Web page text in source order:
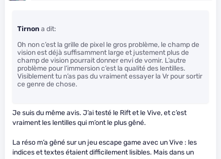
Tirnon a dit:
Oh non c’est la grille de pixel le gros problème, le champ de
vision est déjà suffisamment large et justement plus de
champ de vision pourrait donner envi de vomir. L’autre
problème pour l’immersion c’est la qualité des lentilles.
Visiblement tu n’as pas du vraiment essayer la Vr pour sortir
ce genre de chose.
Je suis du même avis. J’ai testé le Rift et le Vive, et c’est
vraiment les lentilles qui m’ont le plus gêné.
La réso m’a gêné sur un jeu escape game avec un Vive : les
indices et textes étaient difficilement lisibles. Mais dans un